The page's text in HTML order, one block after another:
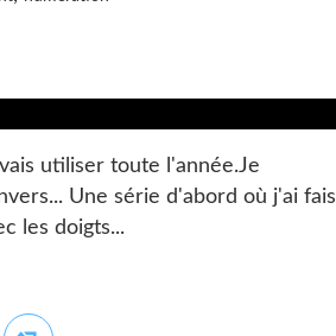
utiliser toute l'année.Je
Une série d'abord où j'ai fais
les doigts...